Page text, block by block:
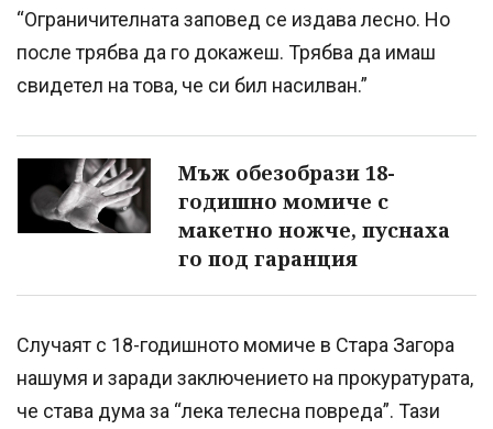
“Ограничителната заповед се издава лесно. Но
после трябва да го докажеш. Трябва да имаш
свидетел на това, че си бил насилван.”
Мъж обезобрази 18-
годишно момиче с
макетно ножче, пуснаха
го под гаранция
Случаят с 18-годишното момиче в Стара Загора
нашумя и заради заключението на прокуратурата,
че става дума за “лека телесна повреда”. Тази